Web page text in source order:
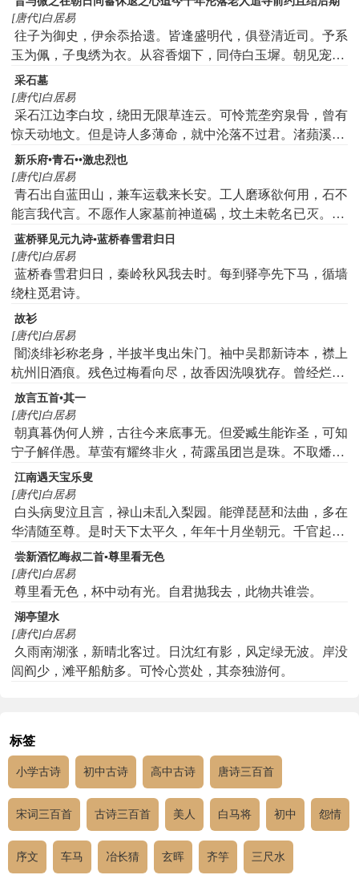
[唐代]白居易
往子为御史，伊余忝拾遗。皆逢盛明代，俱登清近司。予系
玉为佩，子曳绣为衣。从容香烟下，同侍白玉墀。朝见宠者
辱，暮见安者危。纷纷无退者，相顾令人悲。宦情君早厌，
世事我深知。常于荣显日，已约林泉期。况今各流落，身病
齿发衰。不作卧云计，携手欲何之。待君女嫁后，及我官满
时。稍无骨肉累，粗有渔樵资。岁晚青山路，白首期同归。
采石墓
[唐代]白居易
采石江边李白坟，绕田无限草连云。可怜荒垄穷泉骨，曾有
惊天动地文。但是诗人多薄命，就中沦落不过君。渚蘋溪草
犹堪荐，大雅遗风不可闻。
新乐府•青石••激忠烈也
[唐代]白居易
青石出自蓝田山，兼车运载来长安。工人磨琢欲何用，石不
能言我代言。不愿作人家墓前神道碣，坟土未乾名已灭。不
愿作官家道旁德政碑，不镌实录镌虚辞。愿为颜氏段氏碑，
雕镂太尉与太师。刻此两片坚贞质，状彼二人忠烈姿。义心
如石屹不转，死节如石确不移。如观奋击朱泚日，似见叱诃
希烈时。各于其上题名谥，一置高山一沈水。陵谷虽迁碑独
存，骨化为尘名不死。长使不忠不烈臣，观碑改节慕为人。
慕为人，劝事君。
蓝桥驿见元九诗▪蓝桥春雪君归日
[唐代]白居易
蓝桥春雪君归日，秦岭秋风我去时。每到驿亭先下马，循墙
绕柱觅君诗。
故衫
[唐代]白居易
闇淡绯衫称老身，半披半曳出朱门。袖中吴郡新诗本，襟上
杭州旧酒痕。残色过梅看向尽，故香因洗嗅犹存。曾经烂熳
三年著，欲弃空箱似少恩。
放言五首•其一
[唐代]白居易
朝真暮伪何人辨，古往今来底事无。但爱臧生能诈圣，可知
宁子解佯愚。草萤有耀终非火，荷露虽团岂是珠。不取燔柴
兼照乘，可怜光彩亦何殊。
江南遇天宝乐叟
[唐代]白居易
白头病叟泣且言，禄山未乱入梨园。能弹琵琶和法曲，多在
华清随至尊。是时天下太平久，年年十月坐朝元。千官起居
环佩合，万国会同车马奔。金钿照耀石瓮寺，兰麝熏煮温汤
源。贵妃宛转侍君侧，体弱不胜珠翠繁。冬雪飘飖锦袍暖，
春风荡漾霓裳翻。欢娱未足燕寇至，弓劲马肥胡语喧。豳土
人迁避夷狄，鼎湖龙去哭轩辕。从此漂沦落南土，万人死尽
一身存。秋风江上浪无限，暮雨舟中酒一尊。涸鱼久失风波
势，枯草曾沾雨露恩。我自秦来君莫问，骊山渭水如荒村。
新丰树老笼明月，长生殿闇锁春云。红叶纷纷盖欹瓦，绿苔
尝新酒忆晦叔二首▪尊里看无色
[唐代]白居易
尊里看无色，杯中动有光。自君抛我去，此物共谁尝。
湖亭望水
[唐代]白居易
久雨南湖涨，新晴北客过。日沈红有影，风定绿无波。岸没
闾阎少，滩平船舫多。可怜心赏处，其奈独游何。
标签
小学古诗 初中古诗 高中古诗 唐诗三百首
宋词三百首 古诗三百首 美人 白马将 初中 怨情
序文 车马 冶长猜 玄晖 齐竽 三尺水